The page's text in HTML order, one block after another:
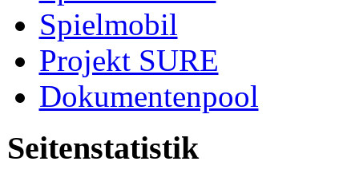
Spielmobil
Projekt SURE
Dokumentenpool
Seitenstatistik